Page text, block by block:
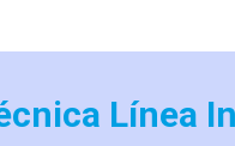
Línea